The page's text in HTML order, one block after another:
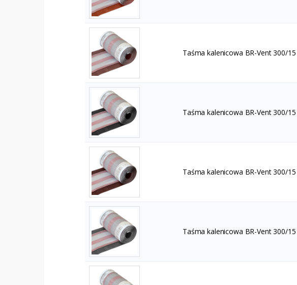
Taśma kalenicowa BR-Vent 300/
Taśma kalenicowa BR-Vent 300/
Taśma kalenicowa BR-Vent 300/
Taśma kalenicowa BR-Vent 300/